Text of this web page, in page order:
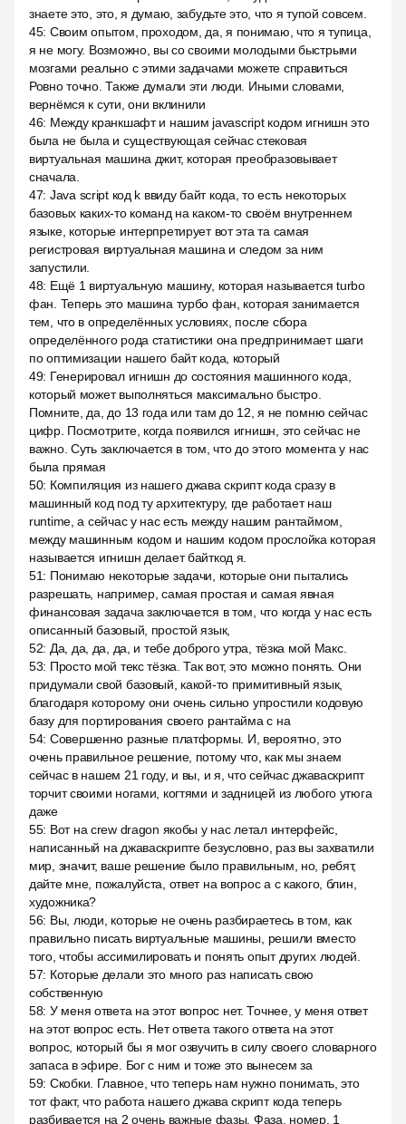
знаете это, это, я думаю, забудьте это, что я тупой совсем.
45: Своим опытом, проходом, да, я понимаю, что я тупица,
я не могу. Возможно, вы со своими молодыми быстрыми
мозгами реально с этими задачами можете справиться
Ровно точно. Также думали эти люди. Иными словами,
вернёмся к сути, они вклинили
46: Между кранкшафт и нашим javascript кодом игнишн это
была не была и существующая сейчас стековая
виртуальная машина джит, которая преобразовывает
сначала.
47: Java script код k ввиду байт кода, то есть некоторых
базовых каких-то команд на каком-то своём внутреннем
языке, которые интерпретирует вот эта та самая
регистровая виртуальная машина и следом за ним
запустили.
48: Ещё 1 виртуальную машину, которая называется turbo
фан. Теперь это машина турбо фан, которая занимается
тем, что в определённых условиях, после сбора
определённого рода статистики она предпринимает шаги
по оптимизации нашего байт кода, который
49: Генерировал игнишн до состояния машинного кода,
который может выполняться максимально быстро.
Помните, да, до 13 года или там до 12, я не помню сейчас
цифр. Посмотрите, когда появился игнишн, это сейчас не
важно. Суть заключается в том, что до этого момента у нас
была прямая
50: Компиляция из нашего джава скрипт кода сразу в
машинный код под ту архитектуру, где работает наш
runtime, а сейчас у нас есть между нашим рантаймом,
между машинным кодом и нашим кодом прослойка которая
называется игнишн делает байткод я.
51: Понимаю некоторые задачи, которые они пытались
разрешать, например, самая простая и самая явная
финансовая задача заключается в том, что когда у нас есть
описанный базовый, простой язык,
52: Да, да, да, да, и тебе доброго утра, тёзка мой Макс.
53: Просто мой текс тёзка. Так вот, это можно понять. Они
придумали свой базовый, какой-то примитивный язык,
благодаря которому они очень сильно упростили кодовую
базу для портирования своего рантайма с на
54: Совершенно разные платформы. И, вероятно, это
очень правильное решение, потому что, как мы знаем
сейчас в нашем 21 году, и вы, и я, что сейчас джаваскрипт
торчит своими ногами, когтями и задницей из любого утюга
даже
55: Вот на crew dragon якобы у нас летал интерфейс,
написанный на джаваскрипте безусловно, раз вы захватили
мир, значит, ваше решение было правильным, но, ребят,
дайте мне, пожалуйста, ответ на вопрос а с какого, блин,
художника?
56: Вы, люди, которые не очень разбираетесь в том, как
правильно писать виртуальные машины, решили вместо
того, чтобы ассимилировать и понять опыт других людей.
57: Которые делали это много раз написать свою
собственную
58: У меня ответа на этот вопрос нет. Точнее, у меня ответ
на этот вопрос есть. Нет ответа такого ответа на этот
вопрос, который бы я мог озвучить в силу своего словарного
запаса в эфире. Бог с ним и тоже это вынесем за
59: Скобки. Главное, что теперь нам нужно понимать, это
тот факт, что работа нашего джава скрипт кода теперь
разбивается на 2 очень важные фазы. Фаза, номер, 1